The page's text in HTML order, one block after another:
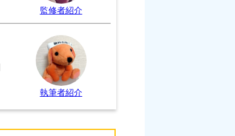
監修者紹介
執筆者紹介